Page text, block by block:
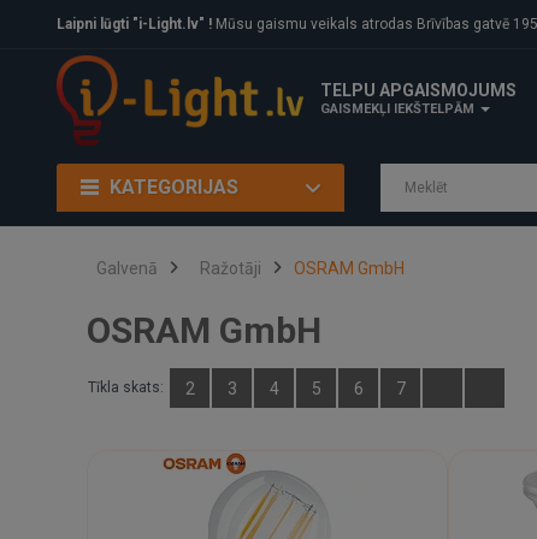
Laipni lūgti "i-Light.lv" ! Mūsu gaismu veikals atrodas Brīvības gatvē 195, Rīga,
TELPU APGAISMOJUMS
GAISMEKĻI IEKŠTELPĀM
KATEGORIJAS
Galvenā Ražotāji OSRAM GmbH
OSRAM GmbH
Tīkla skats: 2 3 4 5 6 7